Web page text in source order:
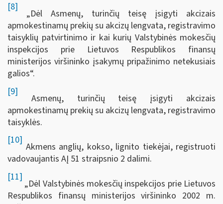
[8]
„Dėl Asmenų, turinčių teisę įsigyti akcizais
apmokestinamų prekių su akcizų lengvata, registravimo
taisyklių patvirtinimo ir kai kurių Valstybinės mokesčių
inspekcijos prie Lietuvos Respublikos finansų
ministerijos viršininko įsakymų pripažinimo netekusiais
galios“.
[9]
Asmenų, turinčių teisę įsigyti akcizais
apmokestinamų prekių su akcizų lengvata, registravimo
taisyklės.
[10]
Akmens anglių, kokso, lignito tiekėjai, registruoti
vadovaujantis AĮ 51 straipsnio 2 dalimi.
[11]
„Dėl Valstybinės mokesčių inspekcijos prie Lietuvos
Respublikos finansų ministerijos viršininko 2002 m.